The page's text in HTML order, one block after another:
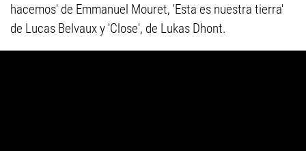
hacemos' de Emmanuel Mouret, 'Esta es nuestra tierra'
de Lucas Belvaux y 'Close', de Lukas Dhont.